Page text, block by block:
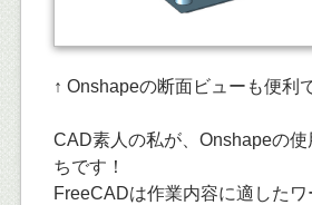
↑ Onshapeの断面ビューも便利
CAD素人の私が、Onshapeの
ちです！
FreeCADは作業内容に適した